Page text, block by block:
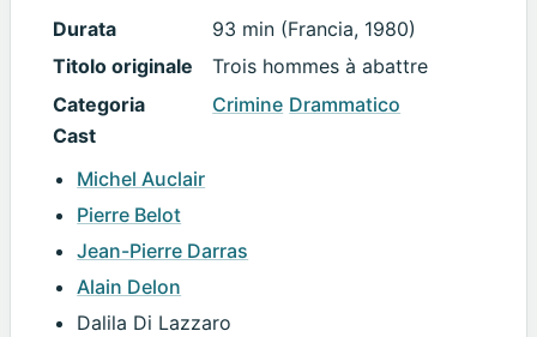
Durata
93 min (Francia, 1980)
Titolo originale
Trois hommes à abattre
Categoria
Crimine Drammatico
Cast
Michel Auclair
Pierre Belot
Jean-Pierre Darras
Alain Delon
Dalila Di Lazzaro